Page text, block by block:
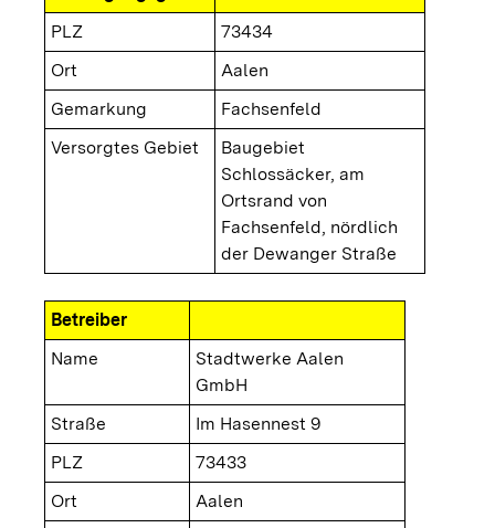
PLZ
73434
Ort
Aalen
Gemarkung
Fachsenfeld
Versorgtes Gebiet
Baugebiet
Schlossäcker, am
Ortsrand von
Fachsenfeld, nördlich
der Dewanger Straße
Betreiber
Name
Stadtwerke Aalen
GmbH
Straße
Im Hasennest 9
PLZ
73433
Ort
Aalen